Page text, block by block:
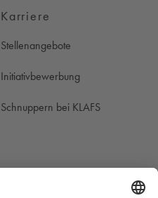
Karriere
Stellenangebote
Initiativbewerbung
Schnuppern bei KLAFS